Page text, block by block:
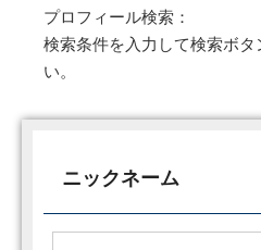
プロフィール検索：
検索条件を入力して検索ボ
い。
ニックネーム